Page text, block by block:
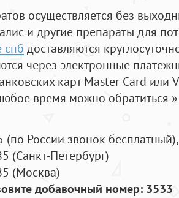
осуществляется без
и другие препараты для
спб доставляются
через электронные
карт Master Card или
время можно обратиться
(по России звонок бесплатный),
(Санкт-Петербург)
(Москва)
добавочный номер: 3533